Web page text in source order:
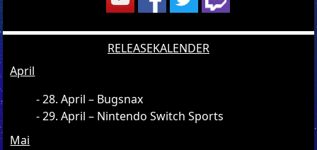
RELEASEKALENDER
April
28. April – Bugsnax
29. April – Nintendo Switch Sports
Mai